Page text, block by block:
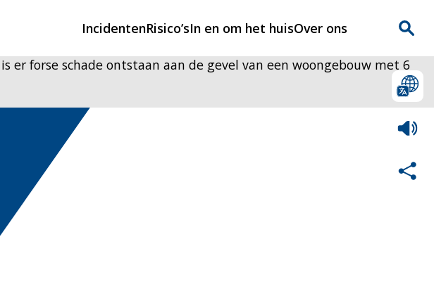
Incidenten
Hulpdiensten nodig?
CIN-meldingen
Risico’sIn en om het huisOver ons
forse schade ontstaan aan de gevel van een woongebouw met 6